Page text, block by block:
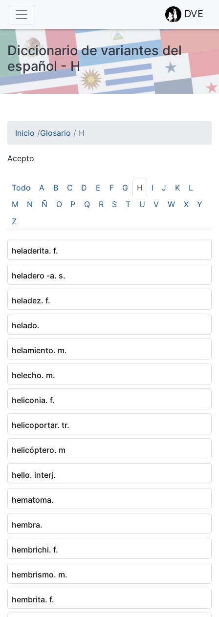
DVE
Diccionario de variantes del
español - H
Inicio /Glosario / H
Acepto
Esto nos ayuda a recolectar estadísticas de las visitas.
Todo A B C D E F G H I J K
L
M
N Ñ O P Q R S T U V W X
Y
Z
heladerita. f.
heladero -a. s.
heladez. f.
helado.
helamiento. m.
helecho. m.
heliconia. f.
helicoportar. tr.
helicóptero. m
hello. interj.
hematoma.
hembra.
hembrichi. f.
hembrismo. m.
hembrita. f.